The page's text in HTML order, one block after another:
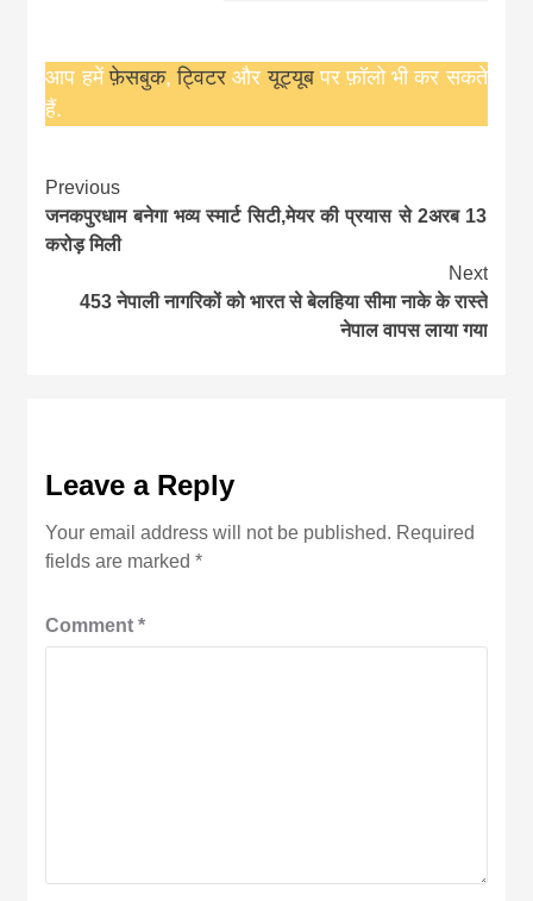
आप हमेंफ़ेसबुक,ट्विटरऔरयूट्यूबपर फ़ॉलो भी कर सकते
हैं.
Continue
Reading
Previous
जनकपुरधाम बनेगा भव्य स्मार्ट सिटी,मेयर की प्रयास से 2अरब 13
करोड़ मिली
Next
453 नेपाली नागरिकों को भारत से बेलहिया सीमा नाके के रास्ते
नेपाल वापस लाया गया
Leave a Reply
Your email address will not be published. Required
fields are marked*
Comment*